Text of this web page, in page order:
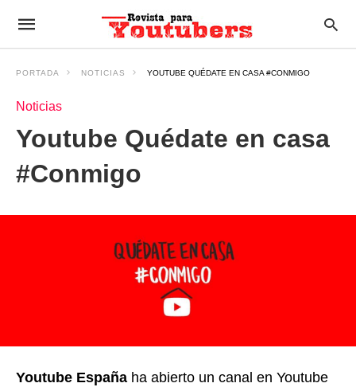
PORTADA NOTICIAS YOUTUBE QUÉDATE EN CASA #CONMIGO
Noticias
Youtube Quédate en casa
#Conmigo
Youtube España ha abierto un canal en Youtube